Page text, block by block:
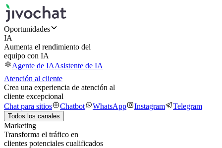
Oportunidades
IA
Aumenta el rendimiento del
equipo con IA
Agente de IAAsistente de IA
Atención al cliente
Crea una experiencia de atención al
cliente excepcional
Chat para sitios
Chatbot WhatsApp Instagram Telegram
Todos los canales
Marketing
Transforma el tráfico en
clientes potenciales cualificados